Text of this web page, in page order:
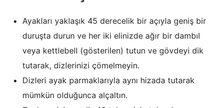
Ayakları yaklaşık 45 derecelik bir açıyla geniş bir
duruşta durun ve her iki elinizde ağır bir dambıl
veya kettlebell (gösterilen) tutun ve gövdeyi dik
tutarak, dizlerinizi çömelmeyin.
Dizleri ayak parmaklarıyla aynı hizada tutarak
mümkün olduğunca alçaltın.